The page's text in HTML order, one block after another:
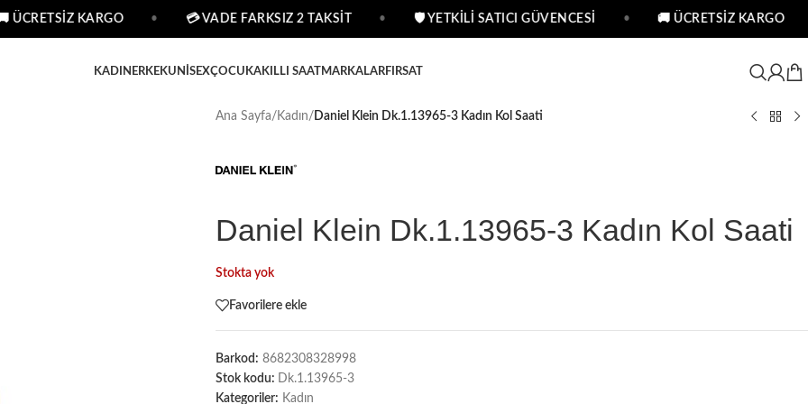
ÜCRETSİZ KARGO 💳 VADE FARKSIZ 2 TAKSİT 🛡 YETKİLİ SATICI GÜVENCESİ 🚚 ÜCRETSİZ KARGO
KADIN ERKEKUNISEXÇOCUKAKILLI SAATMARKALARFIRSAT
Ana Sayfa/ Kadın/ Daniel Klein Dk.1.13965-3 Kadın Kol Saati
Daniel Klein Dk.1.13965-3 Kadın Kol Saati
Stokta yok
Favorilere ekle
Barkod: 8682308328998
Stok kodu: Dk.1.13965-3
Kategoriler: Kadın